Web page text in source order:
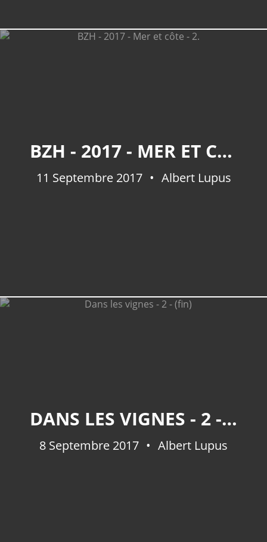
BZH - 2017 - MER ET CÔTE - 2.
11 Septembre 2017 Albert Lupus
DANS LES VIGNES - 2 - (FIN)
8 Septembre 2017 Albert Lupus